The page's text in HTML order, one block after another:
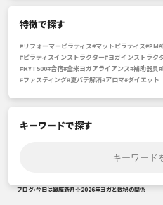
特徴で探す
#リフォーマーピラティス#マットピラティス
#ピラティスインストラクター#ヨガインストラク
#RYT500#合宿#全米ヨガアライアンス#補助器具
#ファスティング#夏バテ解消#アロマ#ダイエット
キーワードで探す
ブログ›今日は蠍座新月☆2026年ヨガと数秘の関係